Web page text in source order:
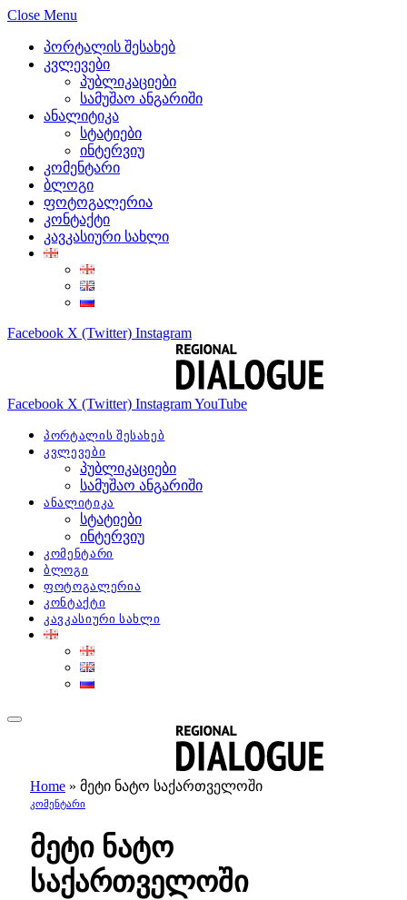
Close Menu
პორტალის შესახებ
კვლევები
პუბლიკაციები
სამუშაო ანგარიში
ანალიტიკა
სტატიები
ინტერვიუ
კომენტარი
ბლოგი
ფოტოგალერია
კონტაქტი
კავკასიური სახლი
Facebook X (Twitter) Instagram
Facebook X (Twitter) InstagramYouTube
პორტალის შესახებ
კვლევები
პუბლიკაციები
სამუშაო ანგარიში
ანალიტიკა
სტატიები
ინტერვიუ
კომენტარი
ბლოგი
ფოტოგალერია
კონტაქტი
კავკასიური სახლი
Home » მეტი ნატო საქართველოში
ᲙᲝᲛᲔᲜᲢᲐᲠᲘ
მეტი ნატო
საქართველოში